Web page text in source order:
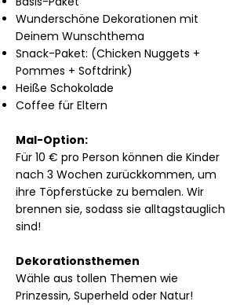
Wunderschöne Dekorationen mit
Deinem Wunschthema
Snack-Paket: (Chicken Nuggets +
Pommes + Softdrink)
Heiße Schokolade
Coffee für Eltern
Mal-Option:
Für 10 € pro Person können die Kinder
nach 3 Wochen zurückkommen, um
ihre Töpferstücke zu bemalen. Wir
brennen sie, sodass sie alltagstauglich
sind!
Dekorationsthemen
Wähle aus tollen Themen wie
Prinzessin, Superheld oder Natur!